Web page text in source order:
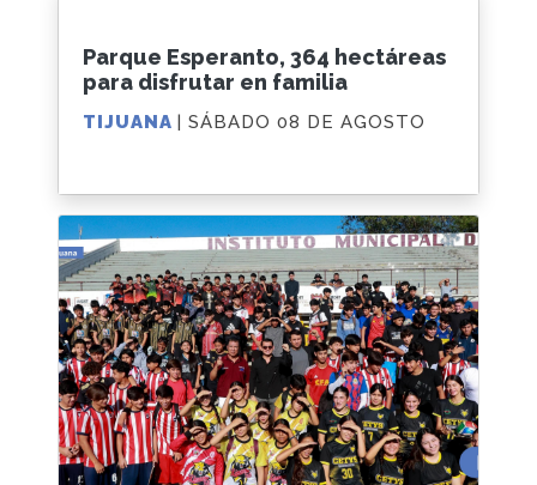
Parque Esperanto, 364 hectáreas
para disfrutar en familia
TIJUANA | SÁBADO 08 DE AGOSTO